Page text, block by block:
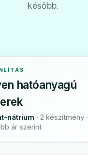
később.
hatóanyagú
nátrium · 2 készítmény ·
ár szerint